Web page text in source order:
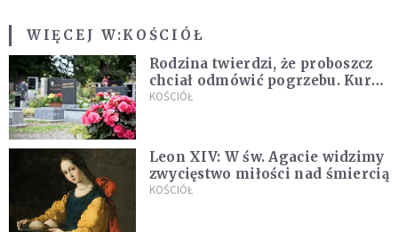
WIĘCEJ W:KOŚCIÓŁ
Rodzina twierdzi, że proboszcz
chciał odmówić pogrzebu. Kuria
zapowiada wyjaśnienia
KOŚCIÓŁ
Leon XIV: W św. Agacie widzimy
zwycięstwo miłości nad śmiercią
KOŚCIÓŁ